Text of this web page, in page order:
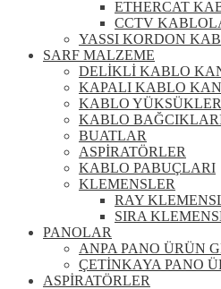
ETHERCAT
CCTV
YASSI KORDON
SARF MALZEME
DELİKLİ KABLO
KAPALI KABLO
KABLO
KABLO
BUATLAR
ASPİRATÖRLER
KABLO PABUÇLARI
KLEMENSLER
RAY
SIRA
PANOLAR
ANPA PANO ÜRÜN
ÇETİNKAYA PANO
ASPİRATÖRLER